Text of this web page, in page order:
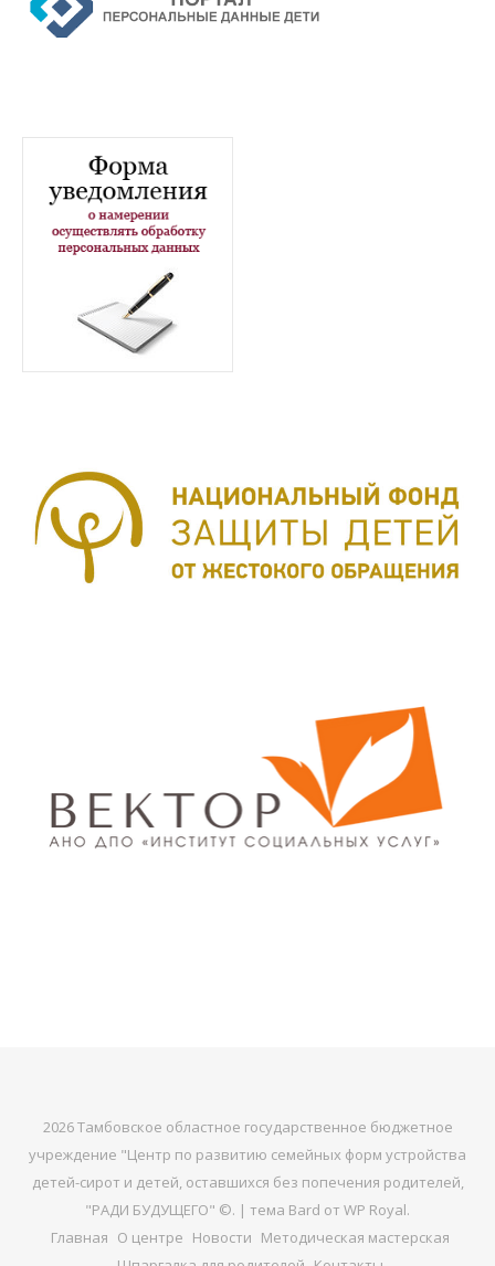
2026 Тамбовское областное государственное бюджетное
учреждение "Центр по развитию семейных форм устройства
детей-сирот и детей, оставшихся без попечения родителей,
"РАДИ БУДУЩЕГО" ©. | тема Bard от WP Royal.
Главная О центре Новости Методическая мастерская